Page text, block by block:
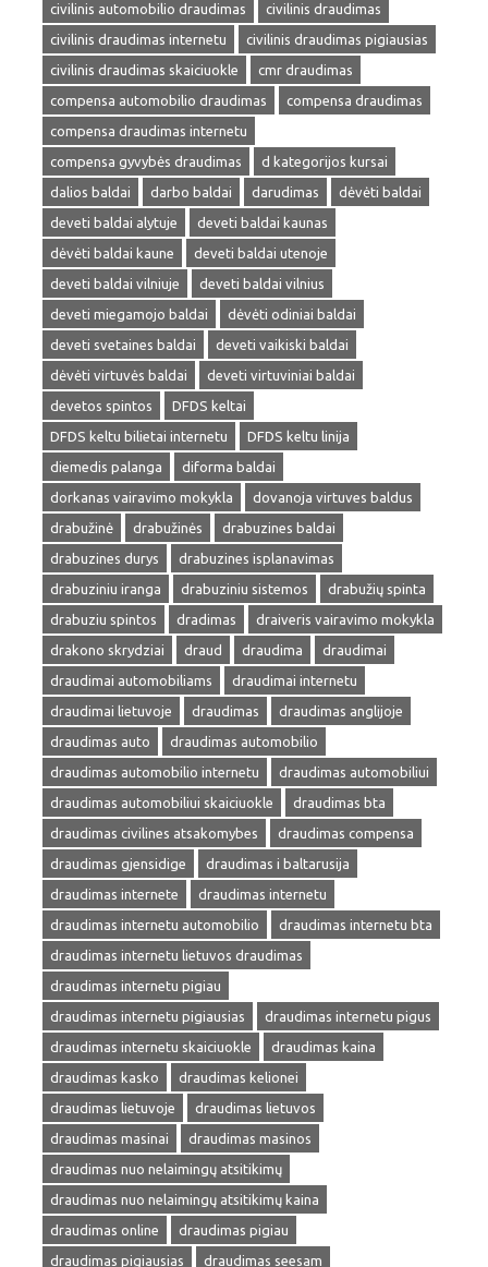
civilinis automobilio draudimas
civilinis draudimas
civilinis draudimas internetu
civilinis draudimas pigiausias
civilinis draudimas skaiciuokle
cmr draudimas
compensa automobilio draudimas
compensa draudimas
compensa draudimas internetu
compensa gyvybės draudimas
d kategorijos kursai
dalios baldai
darbo baldai darudimas
dėvėti baldai
deveti baldai alytuje
deveti baldai kaunas
dėvėti baldai kaune
deveti baldai utenoje
deveti baldai vilniuje
deveti baldai vilnius
deveti miegamojo baldai
dėvėti odiniai baldai
deveti svetaines baldai
deveti vaikiski baldai
dėvėti virtuvės baldai
deveti virtuviniai baldai
devetos spintos
DFDS keltai
DFDS keltu bilietai internetu
DFDS keltu linija
diemedis palanga
diforma baldai
dorkanas vairavimo mokykla
dovanoja virtuves baldus
drabužinė
drabužinės
drabuzines baldai
drabuzines durys
drabuzines isplanavimas
drabuziniu iranga
drabuziniu sistemos
drabužių spinta
drabuziu spintos
dradimas
draiveris vairavimo mokykla
drakono skrydziai
draud draudima
draudimai
draudimai automobiliams
draudimai internetu
draudimai lietuvoje
draudimas
draudimas anglijoje
draudimas auto
draudimas automobilio
draudimas automobilio internetu
draudimas automobiliui
draudimas automobiliui skaiciuokle
draudimas bta
draudimas civilines atsakomybes
draudimas compensa
draudimas gjensidige
draudimas i baltarusija
draudimas internete
draudimas internetu
draudimas internetu automobilio
draudimas internetu bta
draudimas internetu lietuvos draudimas
draudimas internetu pigiau
draudimas internetu pigiausias
draudimas internetu pigus
draudimas internetu skaiciuokle
draudimas kaina
draudimas kasko
draudimas kelionei
draudimas lietuvoje
draudimas lietuvos
draudimas masinai
draudimas masinos
draudimas nuo nelaimingų atsitikimų
draudimas nuo nelaimingų atsitikimų kaina
draudimas online
draudimas pigiau
draudimas pigiausias
draudimas seesam